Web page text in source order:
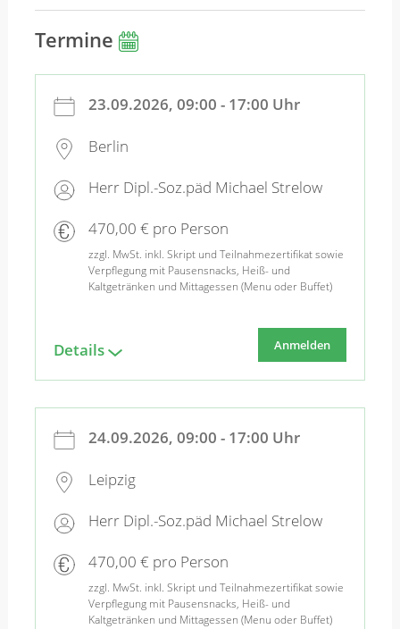
Termine
23.09.2026, 09:00 - 17:00 Uhr
Berlin
Herr Dipl.-Soz.päd Michael Strelow
470,00 € pro Person
zzgl. MwSt. inkl. Skript und Teilnahmezertifikat sowie
Verpflegung mit Pausensnacks, Heiß- und
Kaltgetränken und Mittagessen (Menu oder Buffet)
Details Anmelden
24.09.2026, 09:00 - 17:00 Uhr
Leipzig
Herr Dipl.-Soz.päd Michael Strelow
470,00 € pro Person
zzgl. MwSt. inkl. Skript und Teilnahmezertifikat sowie
Verpflegung mit Pausensnacks, Heiß- und
Kaltgetränken und Mittagessen (Menu oder Buffet)